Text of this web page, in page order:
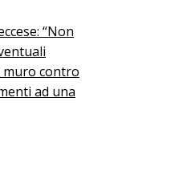
“Non
muro contro
ad una